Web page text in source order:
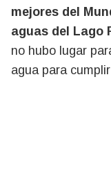
mejores del
aguas del Lago
no hubo lugar
agua para